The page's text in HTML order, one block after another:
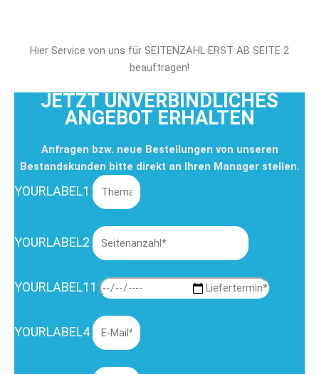
Hier Service von uns für SEITENZAHL ERST AB SEITE 2
beauftragen!
JETZT UNVERBINDLICHES
ANGEBOT ERHALTEN
Anfragen bzw. neue Bestellungen von unseren
Bestandskunden bitte direkt an Ihren Manager stellen.
YOURLABEL1
YOURLABEL2
YOURLABEL11
YOURLABEL4